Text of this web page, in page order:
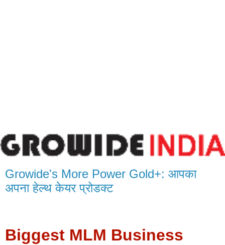
Growide's More Power Gold+: आपका
अपना हेल्थ केयर प्रोडक्ट
Biggest MLM Business